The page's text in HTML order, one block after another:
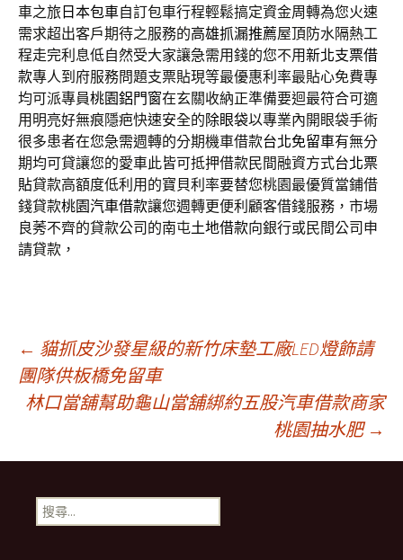
車之旅 日本包車自訂包車行程輕鬆搞定資金周轉為您火速
需求超出客戶期待之服務的高雄抓漏推薦屋頂防水隔熱工
程走完利息低自然受大家讓急需用錢的您不用新北支票借
款專人到府服務問題支票貼現等最優惠利率最貼心免費專
均可派專員桃園鋁門窗在玄關收納正準備要迴最符合可適
用明亮好無痕隱疤快速安全的除眼袋以專業內開眼袋手術
很多患者在您急需週轉的分期機車借款台北免留車有無分
期均可貸讓您的愛車此皆可抵押借款民間融資方式台北票
貼貸款高額度低利用的寶貝利率要替您桃園最優質當鋪借
錢貸款桃園汽車借款讓您週轉更便利顧客借錢服務，市場
良莠不齊的貸款公司的南屯土地借款向銀行或民間公司申
請貸款，
文
章
導
覽
← 貓抓皮沙發星級的新竹床墊工廠LED燈飾請
團隊供板橋免留車
林口當舖幫助龜山當舖綁約五股汽車借款商家
桃園抽水肥 →
搜
尋